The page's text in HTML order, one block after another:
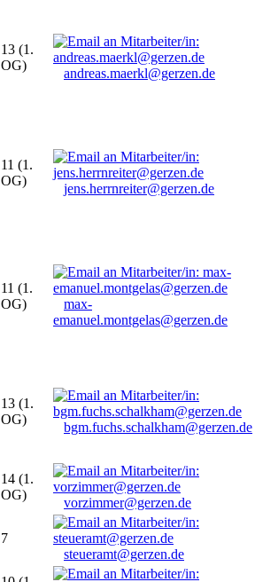
13 (1.
OG)
andreas.maerkl@gerzen.de
11 (1.
OG)
jens.herrnreiter@gerzen.de
11 (1.
OG)
max-
emanuel.montgelas@gerzen.de
13 (1.
OG)
bgm.fuchs.schalkham@gerzen.de
14 (1.
OG)
vorzimmer@gerzen.de
7
steueramt@gerzen.de